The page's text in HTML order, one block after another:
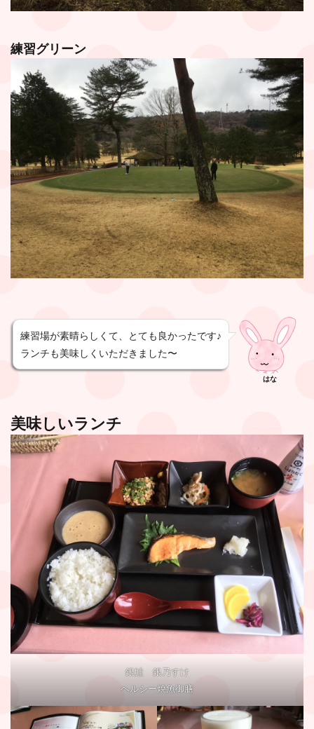
練習グリーン
練習場が素晴らしくて、とても良かったです♪
ランチも美味しくいただきました〜
はな
美味しいランチ
銀鮭 銀乃すけ
ヘルシー焼魚御膳